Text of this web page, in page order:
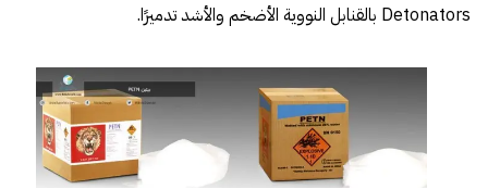
Detonators بالقنابل النووية الأضخم والأشد تدميرًا.